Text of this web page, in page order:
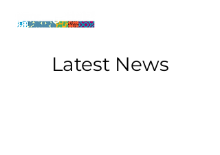
Latest News